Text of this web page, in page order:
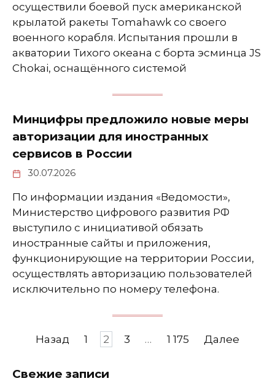
осуществили боевой пуск американской
крылатой ракеты Tomahawk со своего
военного корабля. Испытания прошли в
акватории Тихого океана с борта эсминца JS
Chokai, оснащённого системой
Минцифры предложило новые меры
авторизации для иностранных
сервисов в России
30.07.2026
По информации издания «Ведомости»,
Министерство цифрового развития РФ
выступило с инициативой обязать
иностранные сайты и приложения,
функционирующие на территории России,
осуществлять авторизацию пользователей
исключительно по номеру телефона.
Навигация
записям
Назад 1 2 3 … 1 175 Далее
Свежие записи